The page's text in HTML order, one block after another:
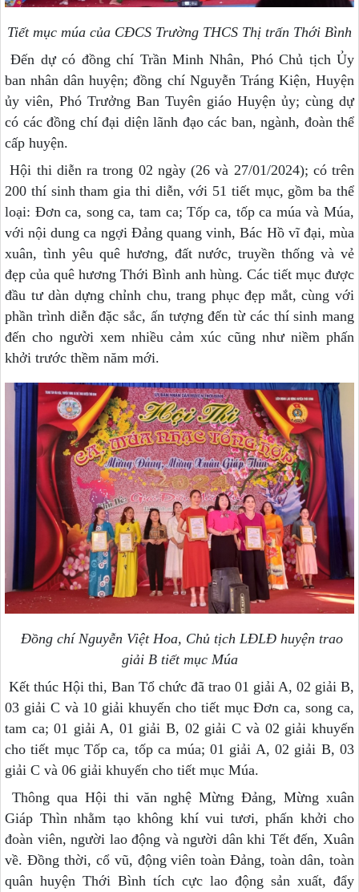
Tiết mục múa của CĐCS Trường THCS Thị trấn Thới Bình
Đến dự có đồng chí Trần Minh Nhân, Phó Chủ tịch Ủy
ban nhân dân huyện; đồng chí Nguyễn Tráng Kiện, Huyện
ủy viên, Phó Trưởng Ban Tuyên giáo Huyện ủy; cùng dự
có các đồng chí đại diện lãnh đạo các ban, ngành, đoàn thể
cấp huyện.
Hội thi diễn ra trong 02 ngày (26 và 27/01/2024); có trên
200 thí sinh tham gia thi diễn, với 51 tiết mục, gồm ba thể
loại: Đơn ca, song ca, tam ca; Tốp ca, tốp ca múa và Múa,
với nội dung ca ngợi Đảng quang vinh, Bác Hồ vĩ đại, mùa
xuân, tình yêu quê hương, đất nước, truyền thống và vẻ
đẹp của quê hương Thới Bình anh hùng. Các tiết mục được
đầu tư dàn dựng chỉnh chu, trang phục đẹp mắt, cùng với
phần trình diễn đặc sắc, ấn tượng đến từ các thí sinh mang
đến cho người xem nhiều cảm xúc cũng như niềm phấn
khởi trước thềm năm mới.
Đồng chí Nguyễn Việt Hoa, Chủ tịch LĐLĐ huyện trao
giải B tiết mục Múa
Kết thúc Hội thi, Ban Tổ chức đã trao 01 giải A, 02 giải B,
03 giải C và 10 giải khuyến cho tiết mục Đơn ca, song ca,
tam ca; 01 giải A, 01 giải B, 02 giải C và 02 giải khuyến
cho tiết mục Tốp ca, tốp ca múa; 01 giải A, 02 giải B, 03
giải C và 06 giải khuyến cho tiết mục Múa.
Thông qua Hội thi văn nghệ Mừng Đảng, Mừng xuân
Giáp Thìn nhằm tạo không khí vui tươi, phấn khởi cho
đoàn viên, người lao động và người dân khi Tết đến, Xuân
về. Đồng thời, cổ vũ, động viên toàn Đảng, toàn dân, toàn
quân huyện Thới Bình tích cực lao động sản xuất, đẩy